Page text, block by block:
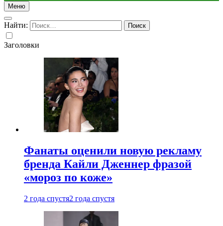
Меню
Найти:
Заголовки
Фанаты оценили новую рекламу
бренда Кайли Дженнер фразой
«мороз по коже»
2 года спустя2 года спустя